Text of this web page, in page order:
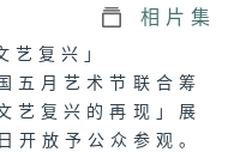
相片集
艺复兴」
五月艺术节联合筹
艺复兴的再现」展
开放予公众参观。